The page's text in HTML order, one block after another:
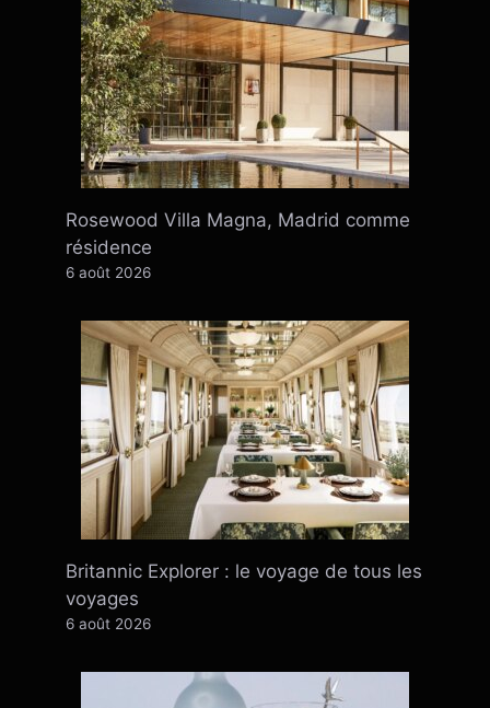
Rosewood Villa Magna, Madrid comme
résidence
6 août 2026
Britannic Explorer : le voyage de tous les
voyages
6 août 2026